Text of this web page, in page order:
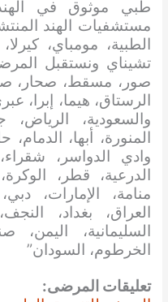
طبي موثوق في
مستشفيات الهند
الطبية، مومباي،
تشيناي ونستقبل
صور، مسقط، صحار،
الرستاق، هيما، إبرا،
والسعودية،
المنورة، أبها،
وادي الدواسر،
الدرعية، قطر،
منامة، الإمارات،
العراق، بغداد،
السليمانية، اليمن،
الخرطوم، السودان”
تعليقات المرضى: